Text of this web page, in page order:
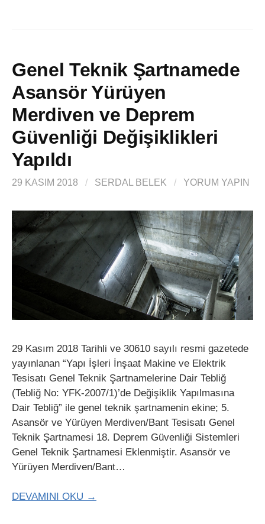
Genel Teknik Şartnamede
Asansör Yürüyen
Merdiven ve Deprem
Güvenliği Değişiklikleri
Yapıldı
29 KASIM 2018 / SERDAL BELEK / YORUM YAPIN
29 Kasım 2018 Tarihli ve 30610 sayılı resmi gazetede
yayınlanan “Yapı İşleri İnşaat Makine ve Elektrik
Tesisatı Genel Teknik Şartnamelerine Dair Tebliğ
(Tebliğ No: YFK-2007/1)’de Değişiklik Yapılmasına
Dair Tebliğ” ile genel teknik şartnamenin ekine; 5.
Asansör ve Yürüyen Merdiven/Bant Tesisatı Genel
Teknik Şartnamesi 18. Deprem Güvenliği Sistemleri
Genel Teknik Şartnamesi Eklenmiştir. Asansör ve
Yürüyen Merdiven/Bant…
DEVAMINI OKU →